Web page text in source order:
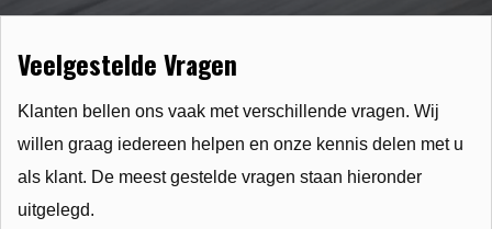
Veelgestelde Vragen
Klanten bellen ons vaak met verschillende vragen. Wij
willen graag iedereen helpen en onze kennis delen met u
als klant. De meest gestelde vragen staan hieronder
uitgelegd.